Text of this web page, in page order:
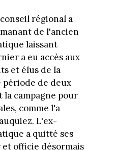
régional a
de l'ancien
laissant
a eu accès aux
et élus de la
période de deux
la campagne pour
comme l'a
L'ex-
a quitté ses
officie désormais